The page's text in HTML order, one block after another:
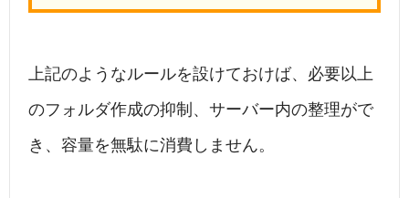
上記のようなルールを設けておけば、必要以上
のフォルダ作成の抑制、サーバー内の整理がで
き、容量を無駄に消費しません。